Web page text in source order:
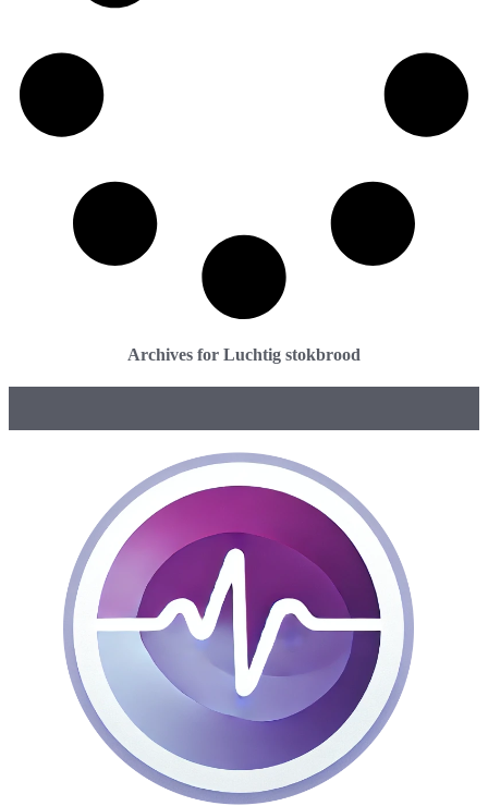
Archives for Luchtig stokbrood